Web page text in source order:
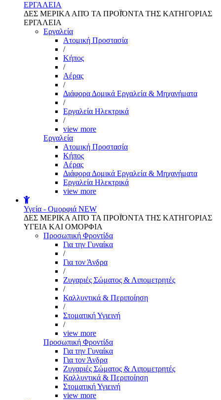
ΕΡΓΑΛΕΙΑ
ΔΕΣ ΜΕΡΙΚΑ ΑΠΌ ΤΑ ΠΡΟΪΌΝΤΑ ΤΗΣ ΚΑΤΗΓΟΡΙΑΣ
ΕΡΓΑΛΕΙΑ
Εργαλεία
Aτομική Προστασία
/
Kήπος
/
Αέρας
/
Διάφορα Δομικά Εργαλεία & Μηχανήματα
/
Εργαλεία Ηλεκτρικά
/
view more
Εργαλεία
Aτομική Προστασία
Kήπος
Αέρας
Διάφορα Δομικά Εργαλεία & Μηχανήματα
Εργαλεία Ηλεκτρικά
view more
Υγεία - Ομορφιά NEW
ΔΕΣ ΜΕΡΙΚΑ ΑΠΌ ΤΑ ΠΡΟΪΌΝΤΑ ΤΗΣ ΚΑΤΗΓΟΡΙΑΣ
ΥΓΕΙΑ ΚΑΙ ΟΜΟΡΦΙΑ
Προσωπική Φροντίδα
Για την Γυναίκα
/
Για τον Άνδρα
/
Ζυγαριές Σώματος & Λιπομετρητές
/
Καλλυντικά & Περιποίηση
/
Στοματική Υγιεινή
/
view more
Προσωπική Φροντίδα
Για την Γυναίκα
Για τον Άνδρα
Ζυγαριές Σώματος & Λιπομετρητές
Καλλυντικά & Περιποίηση
Στοματική Υγιεινή
view more